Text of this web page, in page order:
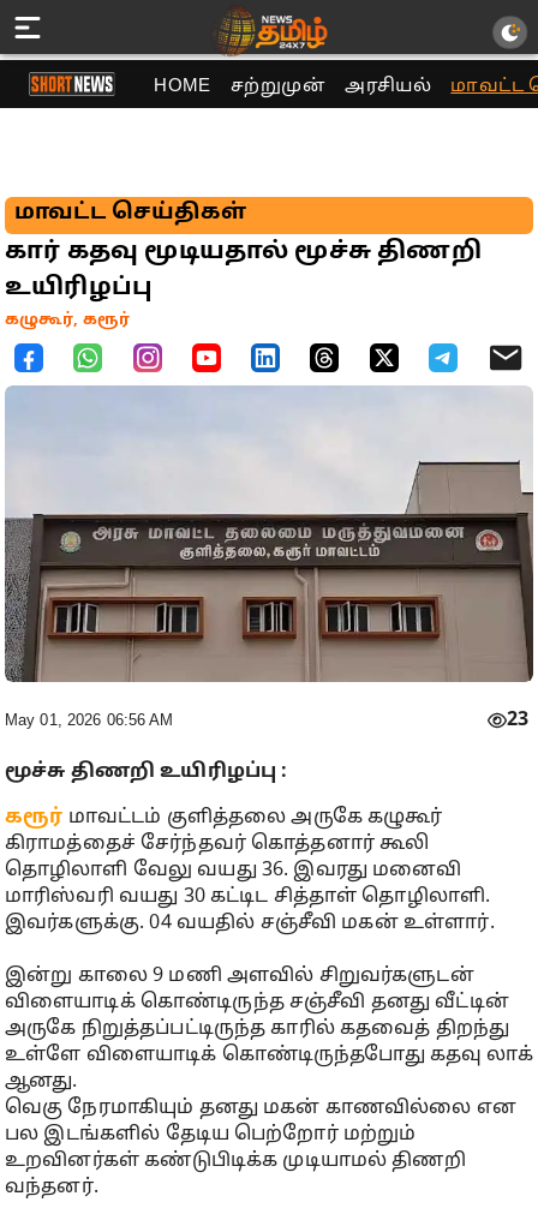
HOME சற்றுமுன் அரசியல் மாவட்ட
மாவட்ட செய்திகள்
கார் கதவு மூடியதால் மூச்சு திணறி
உயிரிழப்பு
கழுகூர், கரூர்
May 01, 2026 06:56 AM 23
மூச்சு திணறி உயிரிழப்பு :
கரூர் மாவட்டம் குளித்தலை அருகே கழுகூர்
கிராமத்தைச் சேர்ந்தவர் கொத்தனார் கூலி
தொழிலாளி வேலு வயது 36. இவரது மனைவி
மாரிஸ்வரி வயது 30 கட்டிட சித்தாள் தொழிலாளி.
இவர்களுக்கு. 04 வயதில் சஞ்சீவி மகன் உள்ளார்.
இன்று காலை 9 மணி அளவில் சிறுவர்களுடன்
விளையாடிக் கொண்டிருந்த சஞ்சீவி தனது வீட்டின்
அருகே நிறுத்தப்பட்டிருந்த காரில் கதவைத் திறந்து
உள்ளே விளையாடிக் கொண்டிருந்தபோது கதவு லாக்
ஆனது.
வெகு நேரமாகியும் தனது மகன் காணவில்லை என
பல இடங்களில் தேடிய பெற்றோர் மற்றும்
உறவினர்கள் கண்டுபிடிக்க முடியாமல் திணறி
வந்தனர்.